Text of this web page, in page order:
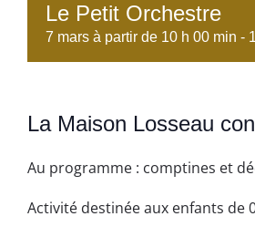
Le Petit Orchestre
7 mars à partir de 10 h 00 min -
La Maison Losseau
Au programme : comptines et
Activité destinée aux enfants de